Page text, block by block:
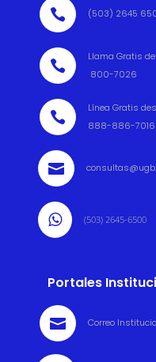
 (503) 2645

Llama Gratis
800-7026

Línea Gratis
888-886-7016

 (503) 2645-6500
Portales
 Correo